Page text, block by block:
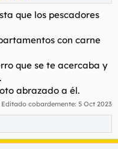
ir con cuidado a que no
(me refiero a los
que los pescadores
con carne
que se te acercaba y
abrazado a él.
Editado cobardemente: 5 Oct 2023